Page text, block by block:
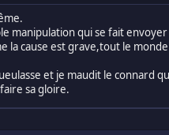
manipulation qui se fait
la cause est grave,tout le monde
et je maudit le connard
sa gloire.